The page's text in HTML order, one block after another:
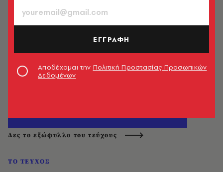
Δες το εξώφυλλο του τεύχους
ΤΟ ΤΕΥΧΟΣ
ΕΓΓΡΑΦΗ
Αποδέχομαι την Πολιτική Προστασίας Προσωπικών
Δεδομένων